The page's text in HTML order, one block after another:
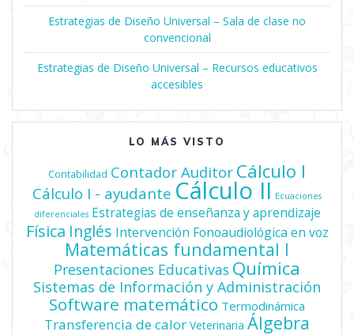
Estrategias de Diseño Universal – Sala de clase no
convencional
Estrategias de Diseño Universal – Recursos educativos
accesibles
LO MÁS VISTO
Contabilidad Contador Auditor Cálculo I
Cálculo I - ayudante Cálculo II Ecuaciones
diferenciales Estrategias de enseñanza y aprendizaje
Física Inglés Intervención Fonoaudiológica en voz
Matemáticas fundamental I
Presentaciones Educativas Química
Sistemas de Información y Administración
Software matemático Termodinámica
Transferencia de calor Veterinaria Álgebra